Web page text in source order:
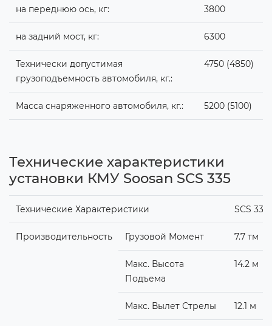
на переднюю ось, кг: 3800
на задний мост, кг: 6300
Технически допустимая
грузоподъемность автомобиля, кг.:
4750 (4850)
Масса снаряженного автомобиля, кг.: 5200 (5100)
Технические характеристики
установки КМУ Soosan SCS 335
Технические Характеристики SCS 335
Производительность Грузовой Момент 7.7 тм
Макс. Высота
Подъема
14.2 м
Макс. Вылет Стрелы 12.1 м